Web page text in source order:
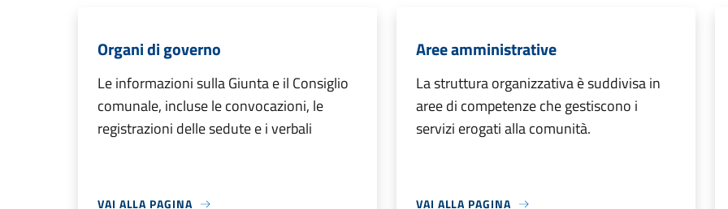
Organi di governo
Le informazioni sulla Giunta e il Consiglio
comunale, incluse le convocazioni, le
registrazioni delle sedute e i verbali
VAI ALLA PAGINA
Aree amministrative
La struttura organizzativa è suddivisa in
aree di competenze che gestiscono i
servizi erogati alla comunità.
VAI ALLA PAGINA